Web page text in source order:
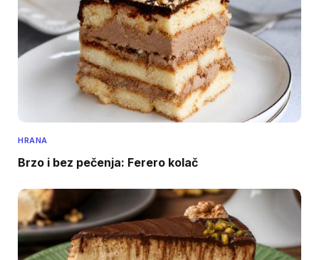
HRANA
Brzo i bez pečenja: Ferero kolač